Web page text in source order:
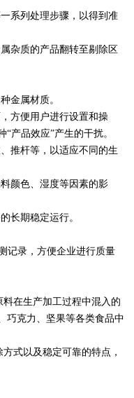
系列处理步骤，以得到准
杂质的产品翻转至剔除区
金属材质。
方便用户进行设置和操
产品效应”产生的干扰。
推杆等，以适应不同的生
颜色、湿度等因素的影
长期稳定运行。
记录，方便企业进行质量
在生产加工过程中混入的
巧克力、坚果等各类食品中
式以及稳定可靠的特点，